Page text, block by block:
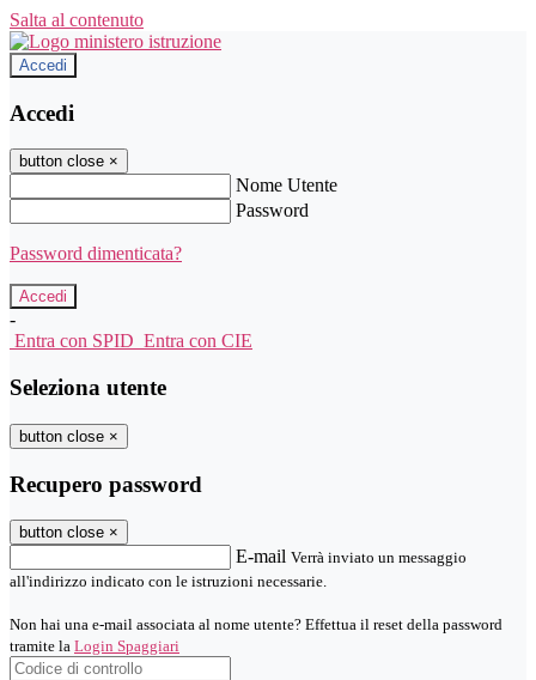
Salta al contenuto
Accedi
Accedi
button close ×
Nome Utente
Password
Password dimenticata?
-
Entra con SPID Entra con CIE
Seleziona utente
button close ×
Recupero password
button close ×
E-mail Verrà inviato un messaggio
all'indirizzo indicato con le istruzioni necessarie.
Non hai una e-mail associata al nome utente? Effettua il reset della password
tramite la Login Spaggiari